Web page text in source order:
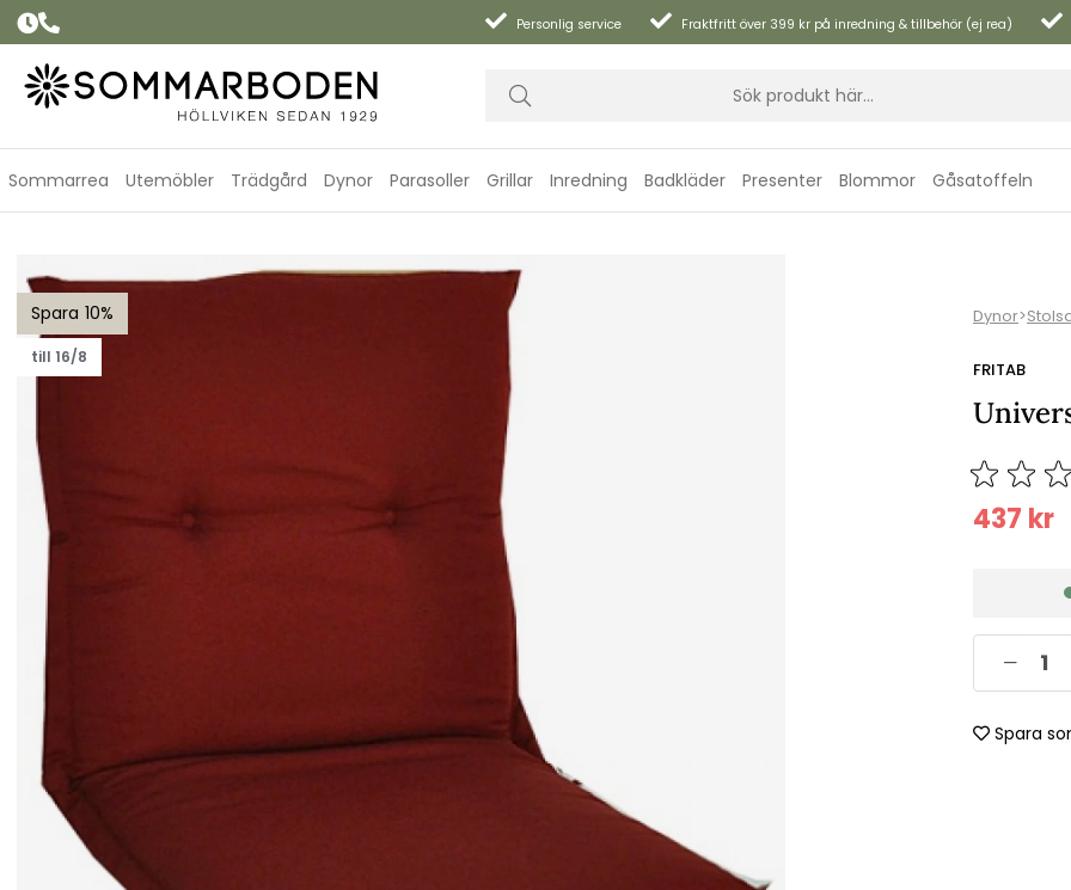
Personlig service Fraktfritt över 399 kr på inredning & tillbehör (ej rea)
Sommarrea Utemöbler Trädgård Dynor Parasoller Grillar Inredning Badkläder Presenter Blommor Gåsatoffeln
10
till 16/8
Universaldyna, fiber - bordeaux
Dynor>
FRITAB
437 kr
Spara